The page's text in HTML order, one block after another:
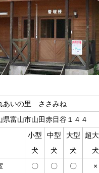
あいの里 ささみね
県富山市山田赤目谷１４４
小型
犬
中型
犬
大型
犬
超
犬
〇 〇 〇 ×